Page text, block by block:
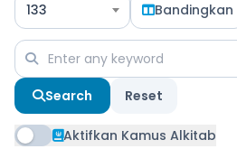
133 Bandingkan
Search Reset
Aktifkan Kamus Alkitab